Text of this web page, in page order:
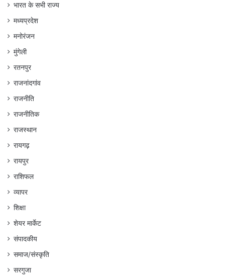
भारत के सभी राज्य
मध्यप्रदेश
मनोरंजन
मुंगेली
रतनपुर
राजनांदगांव
राजनीति
राजनीतिक
राजस्थान
रायगढ़
रायपुर
राशिफल
व्यापर
शिक्षा
शेयर मार्केट
संपादकीय
समाज/संस्कृति
सरगुजा